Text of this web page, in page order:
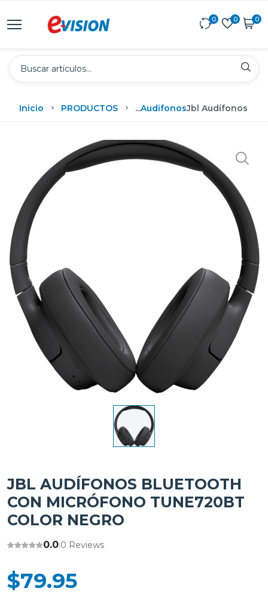
0 0 0
Inicio PRODUCTOS ...AudifonosJbl Audífonos
JBL AUDÍFONOS BLUETOOTH
CON MICRÓFONO TUNE720BT
COLOR NEGRO
0.0|0 Reviews
$79.95